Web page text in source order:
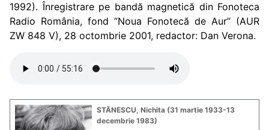
1992). Înregistrare pe bandă magnetică din Fonoteca
Radio România, fond ”Noua Fonotecă de Aur” (AUR
ZW 848 V), 28 octombrie 2001, redactor: Dan Verona.
STĂNESCU, Nichita (31 martie 1933-13
decembrie 1983)